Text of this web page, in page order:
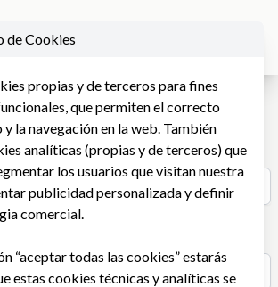
de Cookies
propias y de terceros para fines
que permiten el correcto
la navegación en la web. También
analíticas (propias y de terceros) que
los usuarios que visitan nuestra
publicidad personalizada y definir
comercial.
“aceptar todas las cookies” estarás
estas cookies técnicas y analíticas se